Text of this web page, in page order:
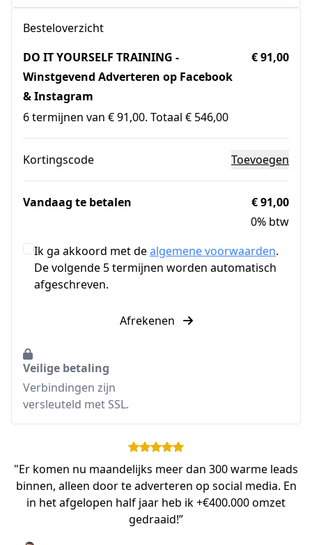
Besteloverzicht
DO IT YOURSELF TRAINING -
Winstgevend Adverteren op Facebook
& Instagram
6 termijnen van € 91,00. Totaal € 546,00
€ 91,00
Kortingscode Toevoegen
Vandaag te betalen
€ 91,00
0% btw
Ik ga akkoord met dealgemene voorwaarden.
De volgende 5 termijnen worden automatisch
afgeschreven.
Afrekenen
Veilige betaling
Verbindingen zijn
versleuteld met SSL.
"Er komen nu maandelijks meer dan 300 warme leads
binnen, alleen door te adverteren op social media. En
in het afgelopen half jaar heb ik +€400.000 omzet
gedraaid!”